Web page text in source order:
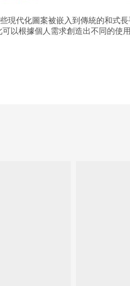
現代化圖案被嵌入到傳統的和式
以根據個人需求創造出不同的使用